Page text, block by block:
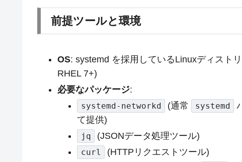
前提ツールと環境
OS: systemd を採用しているLinuxディスト
RHEL 7+)
必要なパッケージ:
systemd-networkd (通常 systemd
て提供)
jq (JSONデータ処理ツール)
curl
(HTTPリクエストツール)